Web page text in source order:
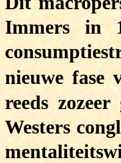
Immers in
nieuwe fase
reeds
Westers